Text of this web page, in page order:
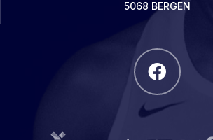
5068 BERGEN